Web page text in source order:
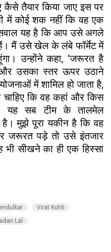
तैयार किया जाए इस पर
में कोई शक नहीं कि वह एक
यह है कि आप उसे अगले
मैं उसे खेल के लंबे फॉर्मेट में
उन्होंने कहा, 'जरूरत है
उसका स्तर ऊपर उठाने
में शामिल हो जाता है,
चाहिए कि वह कहां और किस
यह सब टीम के तालमेल
है। मुझे पूरा यकीन है कि वह
जरूरत पड़े तो उसे इंतजार
सीखने का ही एक हिस्सा
Virat Kohli
Lal